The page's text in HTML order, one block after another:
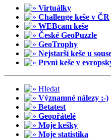
Virtuálky
Challenge keše v ČR
WEBcam keše
České GeoPuzzle
GeoTrophy
Nejstarší keše u
První keše v
Hledat
Významné nálezy :-)
Betatest
Geopřátelé
Moje kešky
Moje statistika